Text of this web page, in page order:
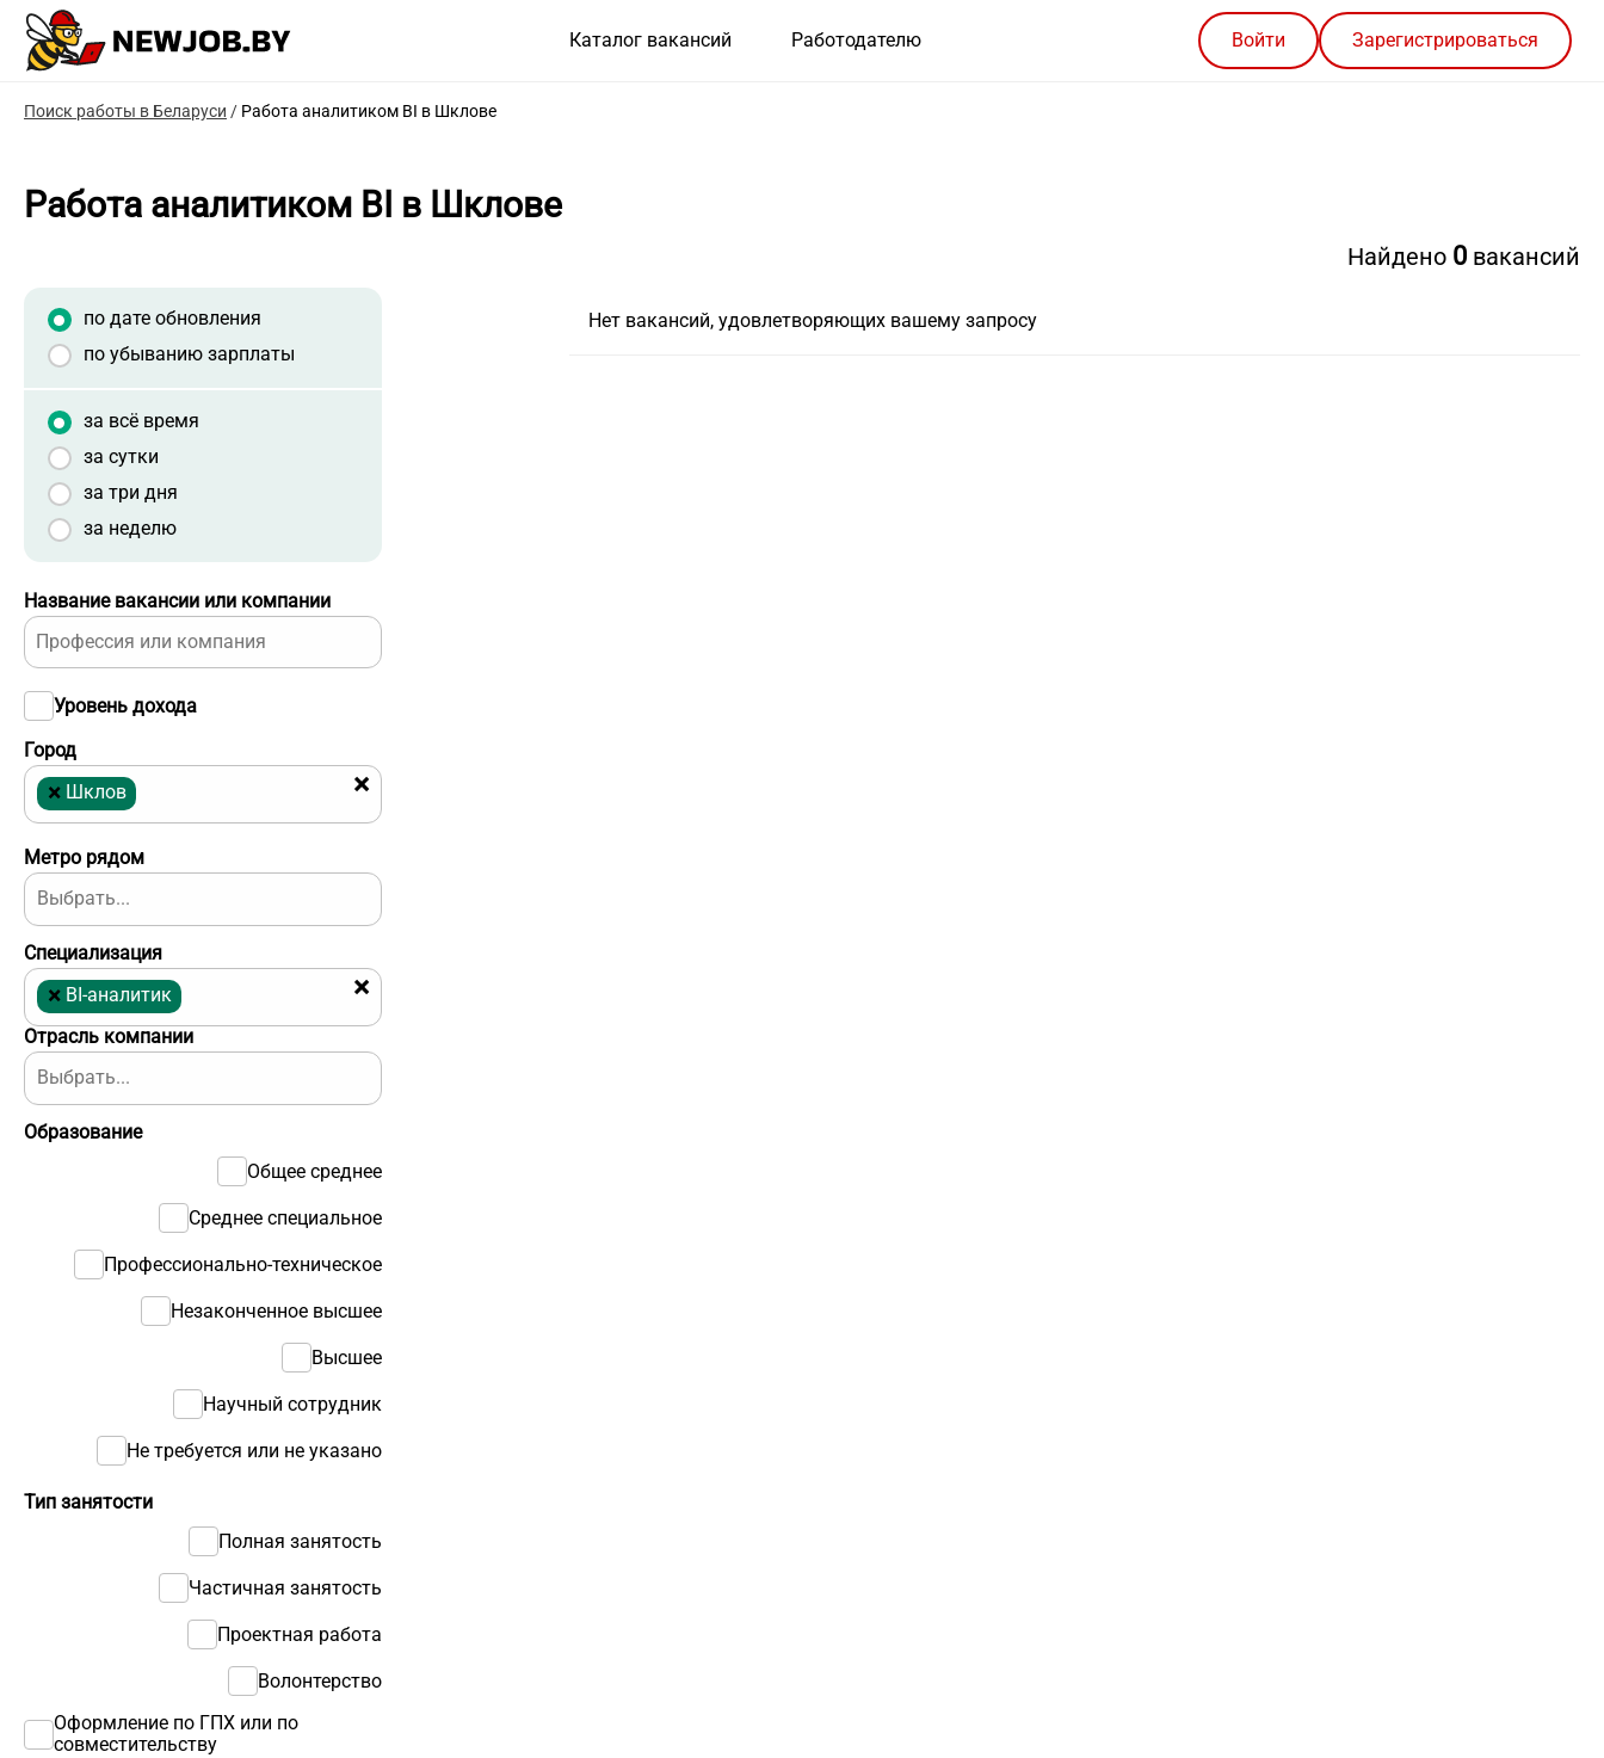
Каталог вакансий Работодателю Войти Зарегистрироваться
Поиск работы в Беларуси / Работа аналитиком BI в Шклове
Работа аналитиком BI в Шклове
Отрасль компании
Название вакансии или компании
Тип занятости
Полная занятость
Частичная занятость
Проектная работа
Волонтерство
Оформление по ГПХ или по
совместительству
Город
×
× Шклов
Уровень дохода
Образование
Общее среднее
Среднее специальное
Профессионально-техническое
Незаконченное высшее
Высшее
Научный сотрудник
Не требуется или не указано
Метро рядом
по дате обновления
по убыванию зарплаты
за всё время
за сутки
за три дня
за неделю
Специализация
×
× BI-аналитик
Найдено 0 вакансий
Нет вакансий, удовлетворяющих вашему запросу